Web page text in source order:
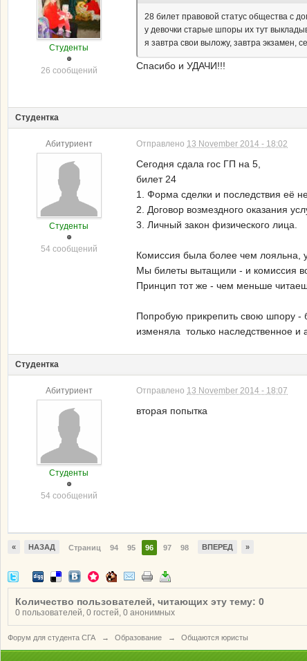
Студенты
26 сообщений
28 билет правовой статус общества с
у девочки старые шпоры их тут
я завтра свои выложу, завтра экзамен,
Спасибо и УДАЧИ!!!
Студентка
Абитуриент
Студенты
54 сообщений
Отправлено 13 November 2014 - 18:02
Сегодня сдала гос ГП на 5,
билет 24
1. Форма сделки и последствия её
2. Договор возмездного оказания
3. Личный закон физического лица.
Комиссия была более чем лояльна,
Мы билеты вытащили - и комиссия
Принцип тот же - чем меньше
Попробую прикрепить свою шпору -
изменяла только наследственное и
Студентка
Абитуриент
Студенты
54 сообщений
Отправлено 13 November 2014 - 18:07
вторая попытка
« НАЗАД Страниц 94 95 96 97 98 ВПЕРЕД »
Количество пользователей, читающих эту тему: 0
0 пользователей, 0 гостей, 0 анонимных
Форум для студента СГА → Образование → Общаются юристы